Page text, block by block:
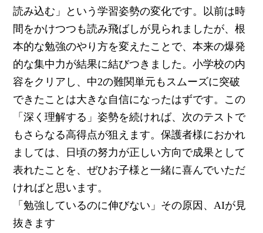
読み込む」という学習姿勢の変化です。以前は時
間をかけつつも読み飛ばしが見られましたが、根
本的な勉強のやり方を変えたことで、本来の爆発
的な集中力が結果に結びつきました。小学校の内
容をクリアし、中2の難関単元もスムーズに突破
できたことは大きな自信になったはずです。この
「深く理解する」姿勢を続ければ、次のテストで
もさらなる高得点が狙えます。保護者様におかれ
ましては、日頃の努力が正しい方向で成果として
表れたことを、ぜひお子様と一緒に喜んでいただ
ければと思います。
「勉強しているのに伸びない」その原因、AIが見
抜きます